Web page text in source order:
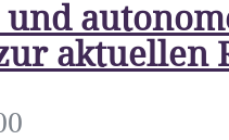
aktuellen